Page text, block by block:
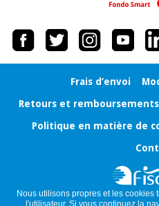
Frais d’envoi
Retours et remboursements
Politique en matière de
Nous utilisons propres et les
l'utilisateur. Si vous continuez la